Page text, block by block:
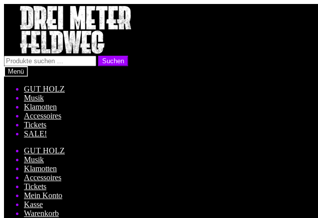
Navigation
springen
springen
Suchen
nach:
Suchen
Menü
GUT HOLZ
Musik
Klamotten
Accessoires
Tickets
SALE!
GUT HOLZ
Musik
Klamotten
Accessoires
Tickets
Mein Konto
Kasse
Warenkorb